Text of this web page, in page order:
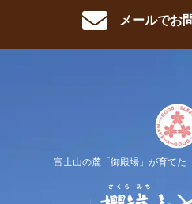
メールでお
富士山の麓「御殿場」が育てた